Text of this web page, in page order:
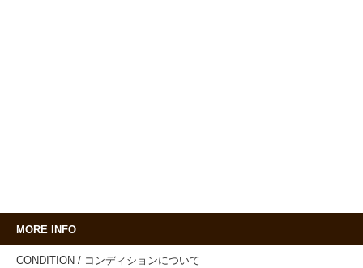
MORE INFO
CONDITION / コンディションについて